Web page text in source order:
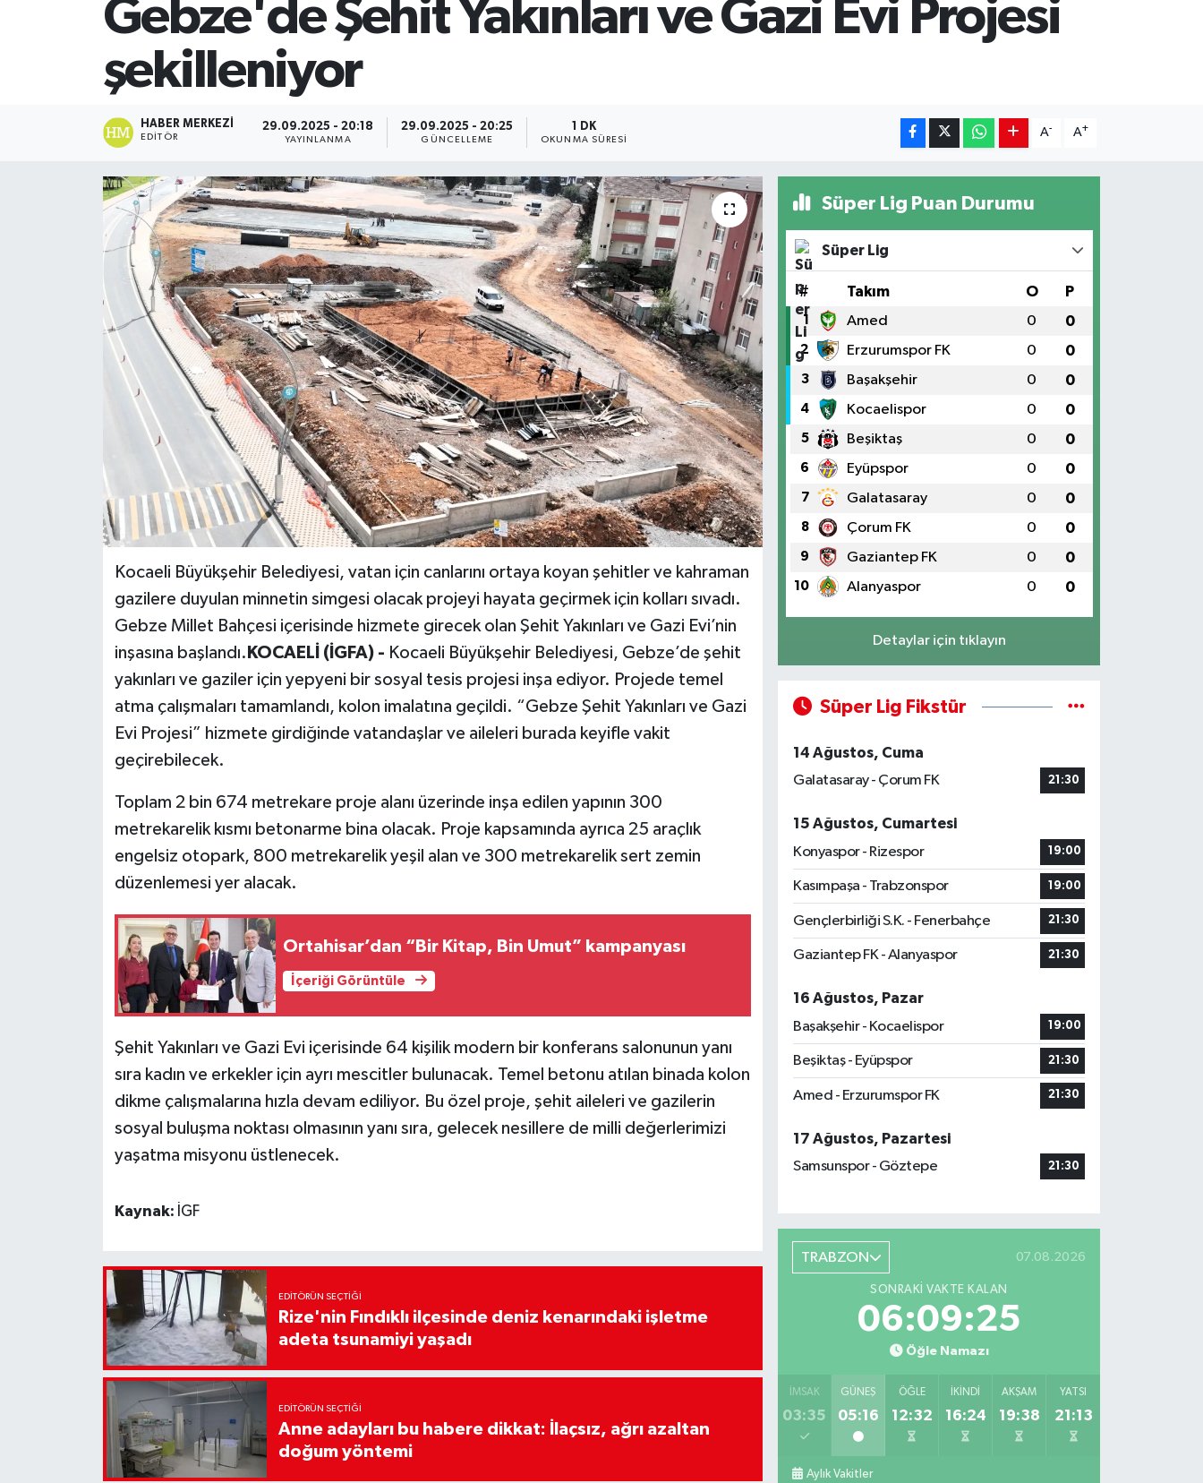
Gebze'de Şehit Yakınları ve Gazi Evi Projesi
şekilleniyor
HABER MERKEZI
EDITÖR
29.09.2025 - 20:18
YAYINLANMA
29.09.2025 - 20:25
GÜNCELLEME
1 DK
OKUNMA SÜRESI
A- A+
Kocaeli Büyükşehir Belediyesi, vatan için canlarını ortaya koyan şehitler ve kahraman
gazilere duyulan minnetin simgesi olacak projeyi hayata geçirmek için kolları sıvadı.
Gebze Millet Bahçesi içerisinde hizmete girecek olan Şehit Yakınları ve Gazi Evi’nin
inşasına başlandı. KOCAELİ (İGFA) - Kocaeli Büyükşehir Belediyesi, Gebze’de şehit
yakınları ve gaziler için yepyeni bir sosyal tesis projesi inşa ediyor. Projede temel
atma çalışmaları tamamlandı, kolon imalatına geçildi. “Gebze Şehit Yakınları ve Gazi
Evi Projesi” hizmete girdiğinde vatandaşlar ve aileleri burada keyifle vakit
geçirebilecek.
Toplam 2 bin 674 metrekare proje alanı üzerinde inşa edilen yapının 300
metrekarelik kısmı betonarme bina olacak. Proje kapsamında ayrıca 25 araçlık
engelsiz otopark, 800 metrekarelik yeşil alan ve 300 metrekarelik sert zemin
düzenlemesi yer alacak.
Ortahisar’dan “Bir Kitap, Bin Umut” kampanyası
İçeriği Görüntüle
Şehit Yakınları ve Gazi Evi içerisinde 64 kişilik modern bir konferans salonunun yanı
sıra kadın ve erkekler için ayrı mescitler bulunacak. Temel betonu atılan binada kolon
dikme çalışmalarına hızla devam ediliyor. Bu özel proje, şehit aileleri ve gazilerin
sosyal buluşma noktası olmasının yanı sıra, gelecek nesillere de milli değerlerimizi
yaşatma misyonu üstlenecek.
Kaynak: İGF
EDITÖRÜN SEÇTIĞI
Rize'nin Fındıklı ilçesinde deniz kenarındaki işletme
adeta tsunamiyi yaşadı
EDITÖRÜN SEÇTIĞI
Anne adayları bu habere dikkat: İlaçsız, ağrı azaltan
doğum yöntemi
Süper Lig Puan Durumu
Süper Lig
# Takım O P
1 Amed 0 0
2 Erzurumspor FK 0 0
3 Başakşehir 0 0
4 Kocaelispor 0 0
5 Beşiktaş 0 0
6 Eyüpspor 0 0
7 Galatasaray 0 0
8 Çorum FK 0 0
9 Gaziantep FK 0 0
10 Alanyaspor 0 0
Detaylar için tıklayın
Süper Lig Fikstür
14 Ağustos, Cuma
Galatasaray - Çorum FK
21:30
15 Ağustos, Cumartesi
Konyaspor - Rizespor
19:00
Kasımpaşa - Trabzonspor 19:00
Gençlerbirliği S.K. - Fenerbahçe 21:30
Gaziantep FK - Alanyaspor 21:30
16 Ağustos, Pazar
Başakşehir - Kocaelispor
19:00
Beşiktaş - Eyüpspor 21:30
Amed - Erzurumspor FK 21:30
17 Ağustos, Pazartesi
Samsunspor - Göztepe
21:30
TRABZON 07.08.2026
SONRAKI VAKTE KALAN
06:09:24
Öğle Namazı
İMSAK
03:35
GÜNEŞ
05:16
ÖĞLE
12:32
İKINDI
16:24
AKŞAM
19:38
YATSI
21:13
Aylık Vakitler
SİYASET
Teknoloji
TRABZON